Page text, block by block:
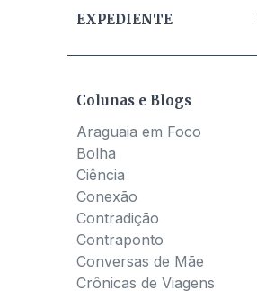
EXPEDIENTE
Colunas e Blogs
Araguaia em Foco
Bolha
Ciência
Conexão
Contradição
Contraponto
Conversas de Mãe
Crônicas de Viagens